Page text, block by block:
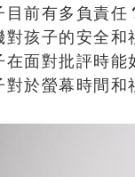
目前有多負責任
對孩子的安全和
在面對批評時能
對於螢幕時間和